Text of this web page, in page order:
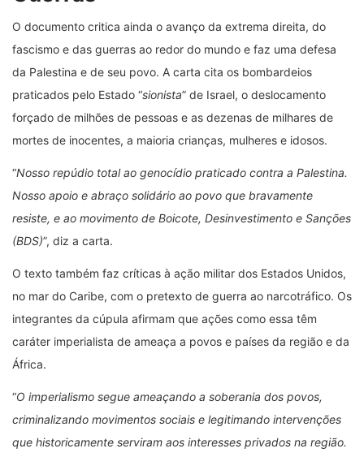
O documento critica ainda o avanço da extrema direita, do
fascismo e das guerras ao redor do mundo e faz uma defesa
da Palestina e de seu povo. A carta cita os bombardeios
praticados pelo Estado “sionista” de Israel, o deslocamento
forçado de milhões de pessoas e as dezenas de milhares de
mortes de inocentes, a maioria crianças, mulheres e idosos.
“Nosso repúdio total ao genocídio praticado contra a Palestina.
Nosso apoio e abraço solidário ao povo que bravamente
resiste, e ao movimento de Boicote, Desinvestimento e Sanções
(BDS)”, diz a carta.
O texto também faz críticas à ação militar dos Estados Unidos,
no mar do Caribe, com o pretexto de guerra ao narcotráfico. Os
integrantes da cúpula afirmam que ações como essa têm
caráter imperialista de ameaça a povos e países da região e da
África.
“O imperialismo segue ameaçando a soberania dos povos,
criminalizando movimentos sociais e legitimando intervenções
que historicamente serviram aos interesses privados na região.